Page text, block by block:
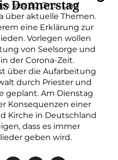
Donnerstag
fast 60 Orts- und
über aktuelle Themen.
eine Erklärung zur
Vorlegen wollen
von Seelsorge und
der Corona-Zeit.
über die Aufarbeitung
durch Priester und
geplant. Am Dienstag
Konsequenzen einer
Kirche in Deutschland
dass es immer
geben wird.